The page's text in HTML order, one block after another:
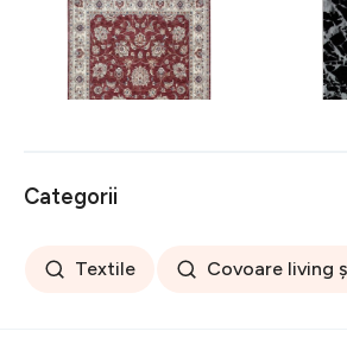
Covor rezistent Eko, ALT
05 - Red, Ivory, 100%
poliester, 80 x 150 cm
256 lei
Covor
Black,
441 lei
Categorii
Textile Covoare living